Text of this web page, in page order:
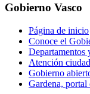
Gobierno Vasco
Página de inicio
Conoce el
Departamentos
Atención
Gobierno
Gardena, portal